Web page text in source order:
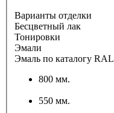
Варианты отделки
Бесцветный лак
Тонировки
Эмали
Эмаль по каталогу RAL
800 мм.
550 мм.